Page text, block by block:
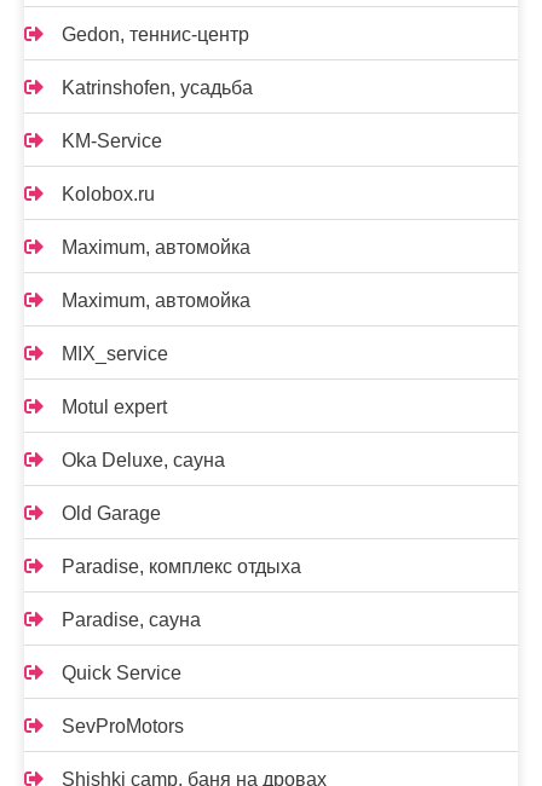
Gedon, теннис-центр
Katrinshofen, усадьба
KM-Service
Kolobox.ru
Maximum, автомойка
Maximum, автомойка
MIX_service
Motul expert
Oka Deluxe, сауна
Old Garage
Paradise, комплекс отдыха
Paradise, сауна
Quick Service
SevProMotors
Shishki camp, баня на дровах